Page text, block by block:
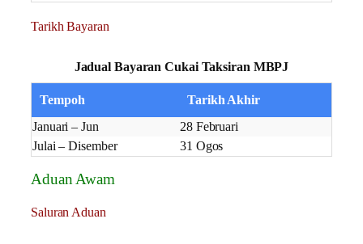
Tarikh Bayaran
Jadual Bayaran Cukai Taksiran MBPJ
Tempoh
Tarikh Akhir
Januari – Jun
28 Februari
Julai – Disember
31 Ogos
Aduan Awam
Saluran Aduan